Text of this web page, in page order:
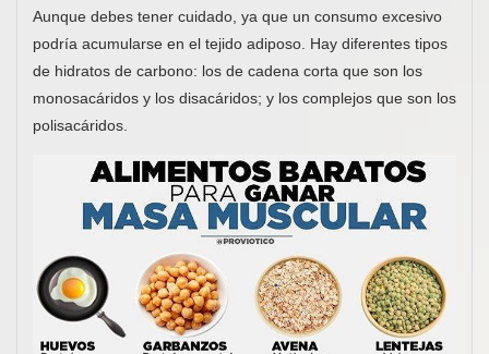
Aunque debes tener cuidado, ya que un consumo excesivo
podría acumularse en el tejido adiposo. Hay diferentes tipos
de hidratos de carbono: los de cadena corta que son los
monosacáridos y los disacáridos; y los complejos que son los
polisacáridos.